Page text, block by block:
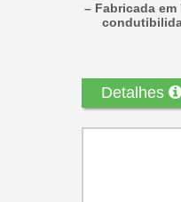
– Fabricada
Detalhes